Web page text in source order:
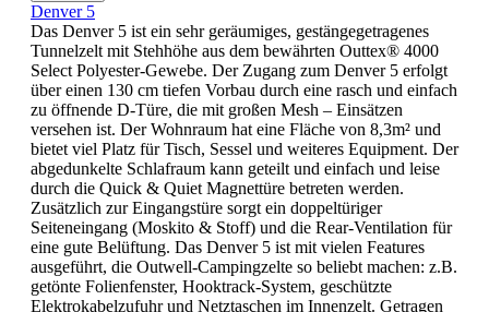
Denver 5
Das Denver 5 ist ein sehr geräumiges, gestängegetragenes
Tunnelzelt mit Stehhöhe aus dem bewährten Outtex® 4000
Select Polyester-Gewebe. Der Zugang zum Denver 5 erfolgt
über einen 130 cm tiefen Vorbau durch eine rasch und einfach
zu öffnende D-Türe, die mit großen Mesh – Einsätzen
versehen ist. Der Wohnraum hat eine Fläche von 8,3m² und
bietet viel Platz für Tisch, Sessel und weiteres Equipment. Der
abgedunkelte Schlafraum kann geteilt und einfach und leise
durch die Quick & Quiet Magnettüre betreten werden.
Zusätzlich zur Eingangstüre sorgt ein doppeltüriger
Seiteneingang (Moskito & Stoff) und die Rear-Ventilation für
eine gute Belüftung. Das Denver 5 ist mit vielen Features
ausgeführt, die Outwell-Campingzelte so beliebt machen: z.B.
getönte Folienfenster, Hooktrack-System, geschützte
Elektrokabelzufuhr und Netztaschen im Innenzelt. Getragen